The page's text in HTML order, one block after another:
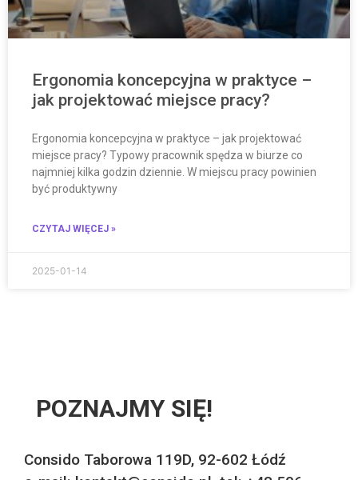
Ergonomia koncepcyjna w praktyce –
jak projektować miejsce pracy?
Ergonomia koncepcyjna w praktyce – jak projektować
miejsce pracy? Typowy pracownik spędza w biurze co
najmniej kilka godzin dziennie. W miejscu pracy powinien
być produktywny
CZYTAJ WIĘCEJ »
2025-01-14
POZNAJMY SIĘ!
Consido Taborowa 119D, 92-602 Łódź